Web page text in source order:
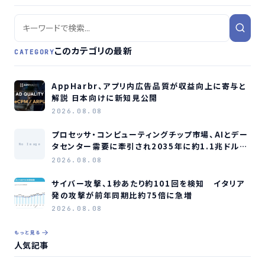
CATEGORYこのカテゴリの最新
AppHarbr、アプリ内広告品質が収益向上に寄与と
解説 日本向けに新知見公開
2026.08.08
No Image
プロセッサ・コンピューティングチップ市場、AIとデー
タセンター需要に牽引され2035年に約1.1兆ドル規
模へ成長か
2026.08.08
サイバー攻撃、1秒あたり約101回を検知 イタリア
発の攻撃が前年同期比約75倍に急増
2026.08.08
もっと見る
人気記事